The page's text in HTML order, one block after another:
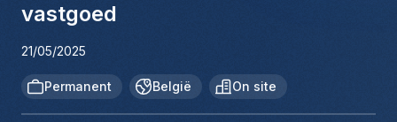
vastgoed
21/05/2025
Permanent België On site